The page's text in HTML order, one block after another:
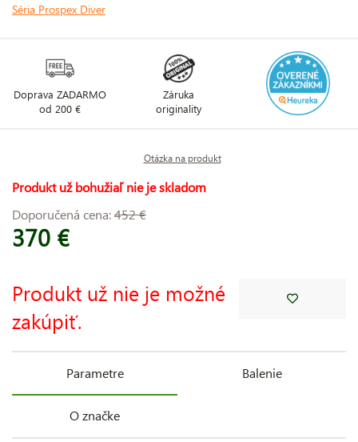
Séria Prospex Diver
Doprava ZADARMO
od 200 €
Záruka
originality
Otázka na produkt
Produkt už bohužiaľ nie je skladom
Doporučená cena:452 €
370 €
Produkt už nie je možné
zakúpiť.
Parametre Balenie
O značke